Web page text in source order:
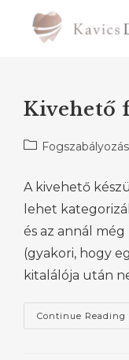
Kivehető
Fogszabályozás
A kivehető
lehet
és az annál
(gyakori, hogy
kitalálója után
Continue Reading